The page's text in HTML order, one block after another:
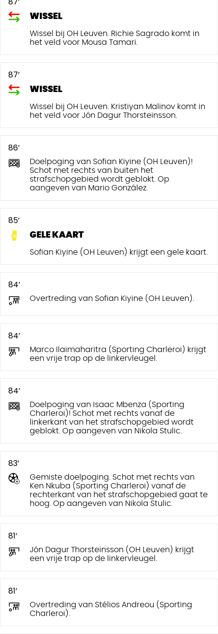
WISSEL
Wissel bij OH Leuven. Richie Sagrado komt in
het veld voor Mousa Tamari.
87’
WISSEL
Wissel bij OH Leuven. Kristiyan Malinov komt in
het veld voor Jón Dagur Thorsteinsson.
86’
Doelpoging van Sofian Kiyine (OH Leuven)!
Schot met rechts van buiten het
strafschopgebied wordt geblokt. Op
aangeven van Mario González.
85’
GELE KAART
Sofian Kiyine (OH Leuven) krijgt een gele kaart.
84’
Overtreding van Sofian Kiyine (OH Leuven).
84’
Marco Ilaimaharitra (Sporting Charleroi) krijgt
een vrije trap op de linkervleugel.
84’
Doelpoging van Isaac Mbenza (Sporting
Charleroi)! Schot met rechts vanaf de
linkerkant van het strafschopgebied wordt
geblokt. Op aangeven van Nikola Stulic.
83’
Gemiste doelpoging. Schot met rechts van
Ken Nkuba (Sporting Charleroi) vanaf de
rechterkant van het strafschopgebied gaat te
hoog. Op aangeven van Nikola Stulic.
81’
Jón Dagur Thorsteinsson (OH Leuven) krijgt
een vrije trap op de linkervleugel.
81’
Overtreding van Stélios Andreou (Sporting
Charleroi).